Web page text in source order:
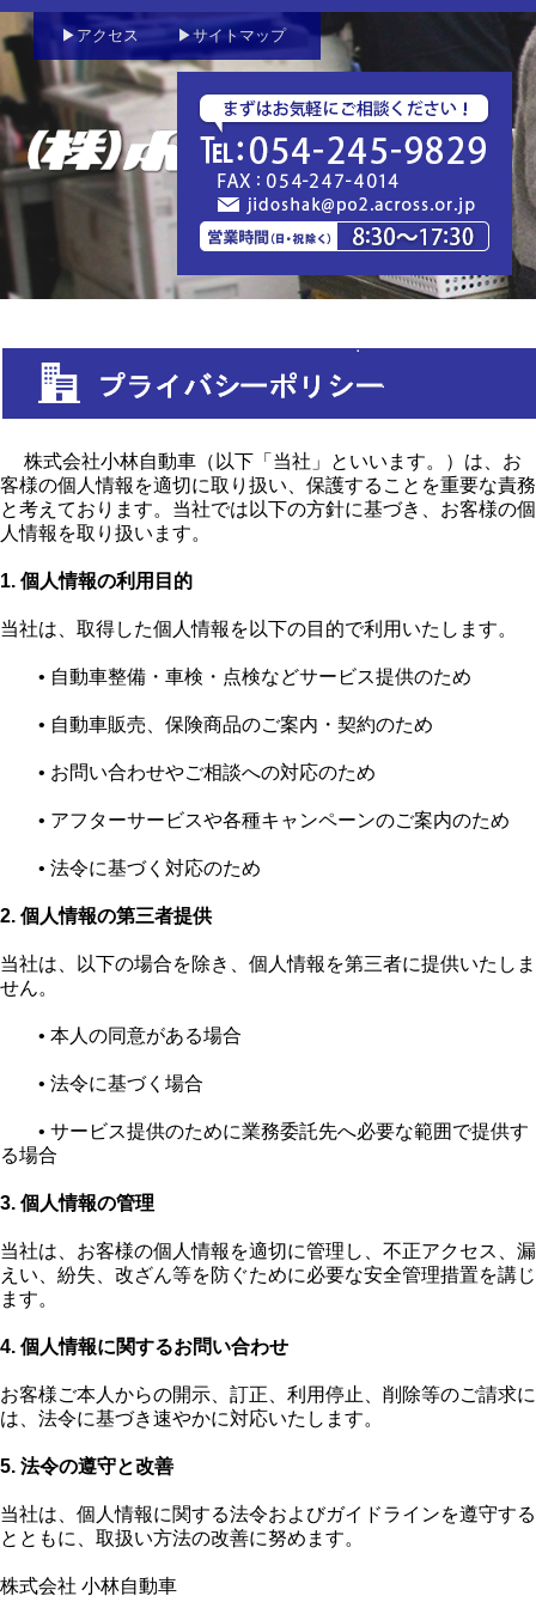
▶アクセス ▶サイトマップ
株式会社小林自動車（以下「当社」といいます。）は、お
客様の個人情報を適切に取り扱い、保護することを重要な責務
と考えております。当社では以下の方針に基づき、お客様の個
人情報を取り扱います。
1. 個人情報の利用目的
当社は、取得した個人情報を以下の目的で利用いたします。
• 自動車整備・車検・点検などサービス提供のため
• 自動車販売、保険商品のご案内・契約のため
• お問い合わせやご相談への対応のため
• アフターサービスや各種キャンペーンのご案内のため
• 法令に基づく対応のため
2. 個人情報の第三者提供
当社は、以下の場合を除き、個人情報を第三者に提供いたしま
せん。
• 本人の同意がある場合
• 法令に基づく場合
• サービス提供のために業務委託先へ必要な範囲で提供す
る場合
3. 個人情報の管理
当社は、お客様の個人情報を適切に管理し、不正アクセス、漏
えい、紛失、改ざん等を防ぐために必要な安全管理措置を講じ
ます。
4. 個人情報に関するお問い合わせ
お客様ご本人からの開示、訂正、利用停止、削除等のご請求に
は、法令に基づき速やかに対応いたします。
5. 法令の遵守と改善
当社は、個人情報に関する法令およびガイドラインを遵守する
とともに、取扱い方法の改善に努めます。
株式会社 小林自動車